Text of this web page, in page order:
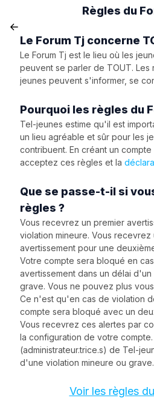
Règles du
Le Forum Tj concerne
Le Forum Tj est le lieu où les
peuvent se parler de TOUT. Les
jeunes peuvent s'informer, se
Pourquoi les règles du
Tel-jeunes estime qu'il est
un lieu agréable et sûr pour les
contribuent. En créant un
acceptez ces règles et la
Que se passe-t-il si
règles ?
Vous recevrez un premier
violation mineure. Vous recevrez
avertissement pour une
Votre compte sera bloqué en
avertissement dans un délai
grave. Vous ne pouvez plus
Ce n'est qu'en cas de violation
compte sera bloqué avec un
Vous recevrez ces alertes par
la configuration de votre
(administrateur.trice.s) de Tel-
d'une violation mineure ou grave.
Voir les règles